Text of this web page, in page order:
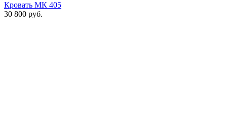
Кровать МК 405
30 800 руб.